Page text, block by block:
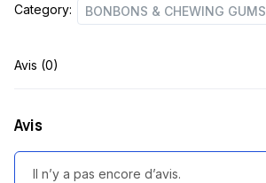
Category: BONBONS & CHEWING GUMS
Avis (0)
Avis
Il n’y a pas encore d’avis.